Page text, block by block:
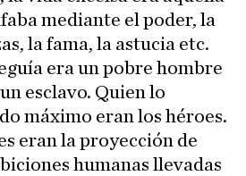
mediante el poder, la
la fama, la astucia etc.
era un pobre hombre
esclavo. Quien lo
máximo eran los héroes.
eran la proyección de
humanas llevadas